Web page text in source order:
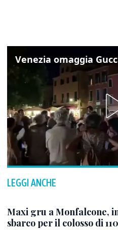
LEGGI ANCHE
Maxi gru a Monfalcone,
sbarco per il colosso di